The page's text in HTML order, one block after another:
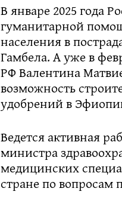
В январе 2025 года
гуманитарной
населения в
Гамбела. А уже в
РФ Валентина
возможность
удобрений в
Ведется активная
министра
медицинских
стране по вопросам